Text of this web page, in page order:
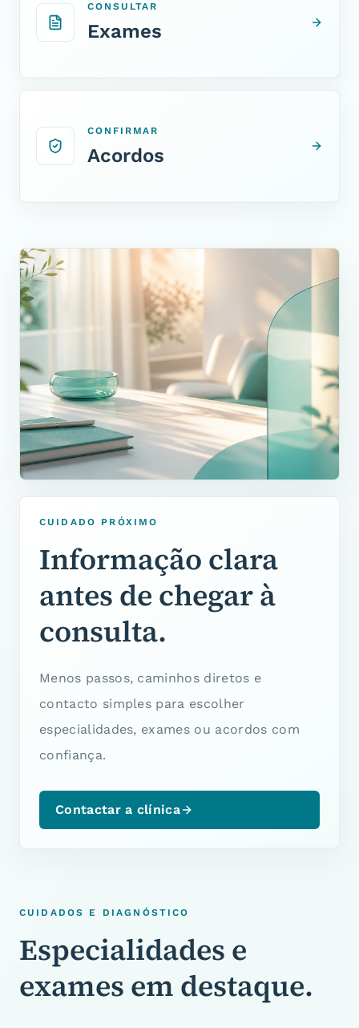
CONSULTAR
Exames
CONFIRMAR
Acordos
CUIDADO PRÓXIMO
Informação clara
antes de chegar à
consulta.
Menos passos, caminhos diretos e
contacto simples para escolher
especialidades, exames ou acordos com
confiança.
Contactar a clínica
CUIDADOS E DIAGNÓSTICO
Especialidades e
exames em destaque.